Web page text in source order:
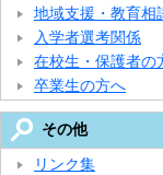
地域支援・教育相
入学者選考関係
在校生・保護者の
卒業生の方へ
その他
リンク集